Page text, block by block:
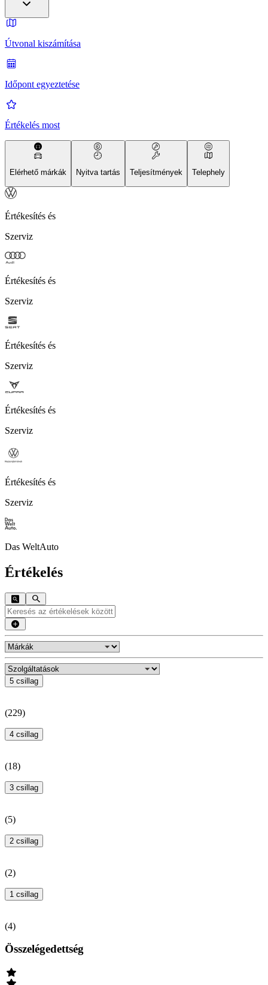
Útvonal kiszámítása
Időpont egyeztetése
Értékelés most
Elérhető márkák Nyitva tartás Teljesítmények Telephely
Értékesítés és
Szerviz
Értékesítés és
Szerviz
Értékesítés és
Szerviz
Értékesítés és
Szerviz
Értékesítés és
Szerviz
Das WeltAuto
Értékelés
5 csillag
(229)
4 csillag
(18)
3 csillag
(5)
2 csillag
(2)
1 csillag
(4)
Összelégedettség